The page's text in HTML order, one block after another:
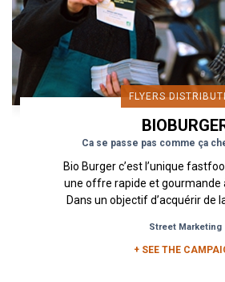
FLYERS
Ca se passe pas comme ça
Bio Burger c’est l’unique
une offre rapide et gourmande
Dans un objectif d’acquérir de
Street Marketing
+ SEE THE